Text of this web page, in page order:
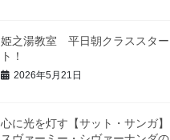
姫之湯教室 平日朝クラススター
ト！
2026年5月21日
心に光を灯す【サット・サンガ】